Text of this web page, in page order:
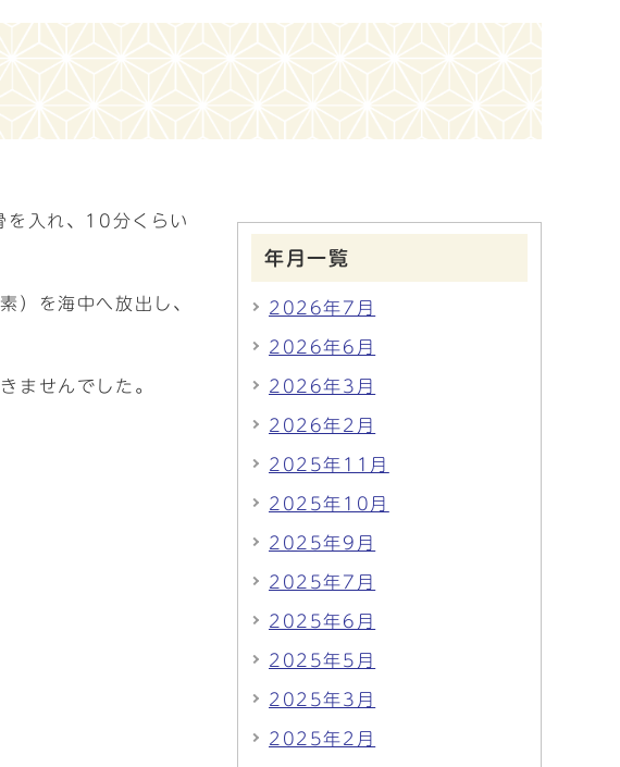
を入れ、10分くらい
）を海中へ放出し、
ませんでした。
年月一覧
2026年7月
2026年6月
2026年3月
2026年2月
2025年11月
2025年10月
2025年9月
2025年7月
2025年6月
2025年5月
2025年3月
2025年2月